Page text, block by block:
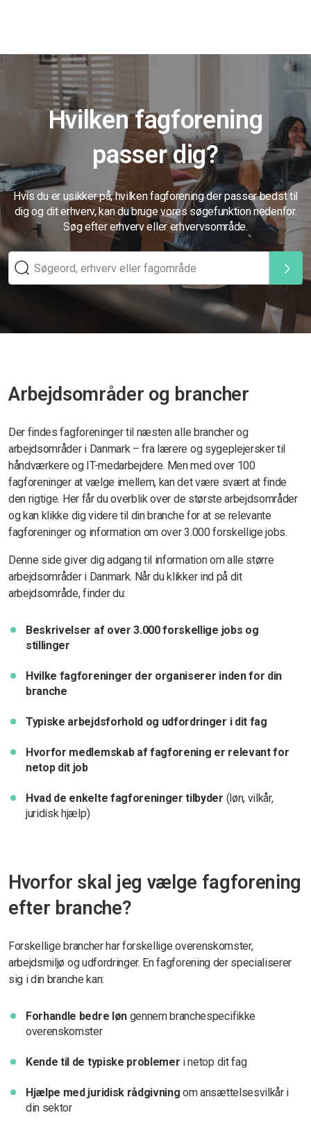
Hvilken fagforening
passer dig?
Hvis du er usikker på, hvilken fagforening der passer bedst til
dig og dit erhverv, kan du bruge vores søgefunktion nedenfor.
Søg efter erhverv eller erhvervsområde.
Arbejdsområder og brancher
Der findes fagforeninger til næsten alle brancher og
arbejdsområder i Danmark – fra lærere og sygeplejersker til
håndværkere og IT-medarbejdere. Men med over 100
fagforeninger at vælge imellem, kan det være svært at finde
den rigtige. Her får du overblik over de største arbejdsområder
og kan klikke dig videre til din branche for at se relevante
fagforeninger og information om over 3.000 forskellige jobs.
Denne side giver dig adgang til information om alle større
arbejdsområder i Danmark. Når du klikker ind på dit
arbejdsområde, finder du:
Beskrivelser af over 3.000 forskellige jobs og
stillinger
Hvilke fagforeninger der organiserer inden for din
branche
Typiske arbejdsforhold og udfordringer i dit fag
Hvorfor medlemskab af fagforening er relevant for
netop dit job
Hvad de enkelte fagforeninger tilbyder (løn, vilkår,
juridisk hjælp)
Hvorfor skal jeg vælge fagforening
efter branche?
Forskellige brancher har forskellige overenskomster,
arbejdsmiljø og udfordringer. En fagforening der specialiserer
sig i din branche kan:
Forhandle bedre løngennem branchespecifikke
overenskomster
Kende til de typiske problemer i netop dit fag
Hjælpe med juridisk rådgivning om ansættelsesvilkår i
din sektor